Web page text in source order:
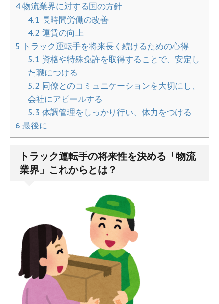
4 物流業界に対する国の方針
4.1 長時間労働の改善
4.2 運賃の向上
5 トラック運転手を将来長く続けるための心得
5.1 資格や特殊免許を取得することで、安定し
た職につける
5.2 同僚とのコミュニケーションを大切にし、
会社にアピールする
5.3 体調管理をしっかり行い、体力をつける
6 最後に
トラック運転手の将来性を決める「物流
業界」これからとは？